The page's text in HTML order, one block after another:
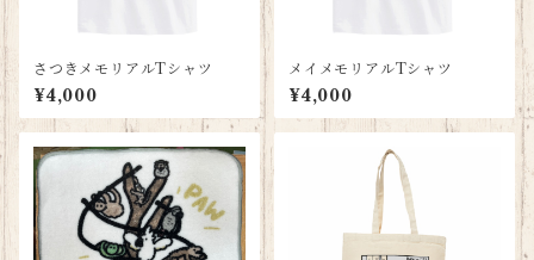
さつきメモリアルTシャツ
¥4,000
メイメモリアルTシャツ
¥4,000